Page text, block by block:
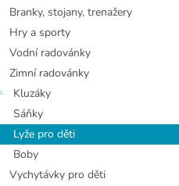
Branky, stojany, trenažery
Hry a sporty
Vodní radovánky
Zimní radovánky
Kluzáky
Sáňky
Lyže pro děti
Boby
Vychytávky pro děti